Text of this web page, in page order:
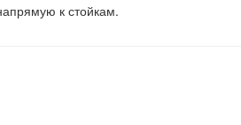
к стойкам.